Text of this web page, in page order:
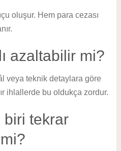
oluşur. Hem para cezası
azaltabilir mi?
veya teknik detaylara göre
ihlallerde bu oldukça zordur.
biri tekrar